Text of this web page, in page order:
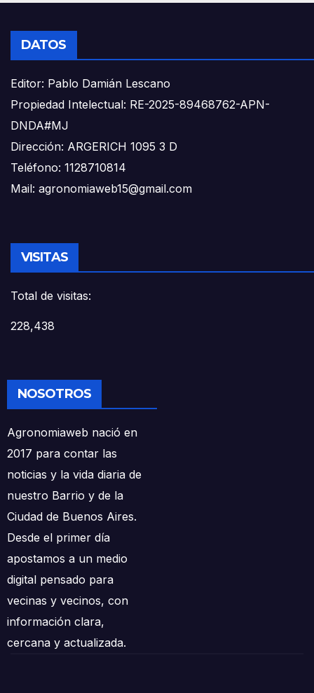
DATOS
Editor: Pablo Damián Lescano
Propiedad Intelectual: RE-2025-89468762-APN-
DNDA#MJ
Dirección: ARGERICH 1095 3 D
Teléfono: 1128710814
Mail: agronomiaweb15@gmail.com
VISITAS
Total de visitas:
228,438
NOSOTROS
Agronomiaweb nació en
2017 para contar las
noticias y la vida diaria de
nuestro Barrio y de la
Ciudad de Buenos Aires.
Desde el primer día
apostamos a un medio
digital pensado para
vecinas y vecinos, con
información clara,
cercana y actualizada.